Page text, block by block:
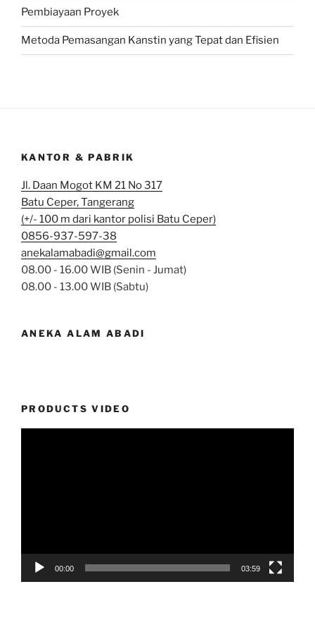
Pembiayaan Proyek
Metoda Pemasangan Kanstin yang Tepat dan Efisien
KANTOR & PABRIK
Jl. Daan Mogot KM 21 No 317
Batu Ceper, Tangerang
(+/- 100 m dari kantor polisi Batu Ceper)
0856-937-597-38
anekalamabadi@gmail.com
08.00 - 16.00 WIB (Senin - Jumat)
08.00 - 13.00 WIB (Sabtu)
ANEKA ALAM ABADI
PRODUCTS VIDEO
00:00 03:59